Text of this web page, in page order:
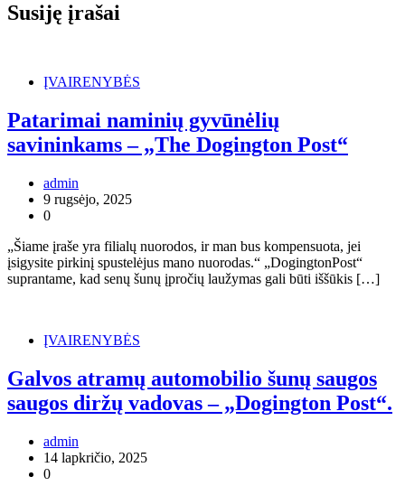
Susiję įrašai
ĮVAIRENYBĖS
Patarimai naminių gyvūnėlių
savininkams – „The Dogington Post“
admin
9 rugsėjo, 2025
0
„Šiame įraše yra filialų nuorodos, ir man bus kompensuota, jei
įsigysite pirkinį spustelėjus mano nuorodas.“ „DogingtonPost“
suprantame, kad senų šunų įpročių laužymas gali būti iššūkis […]
ĮVAIRENYBĖS
Galvos atramų automobilio šunų saugos
saugos diržų vadovas – „Dogington Post“.
admin
14 lapkričio, 2025
0